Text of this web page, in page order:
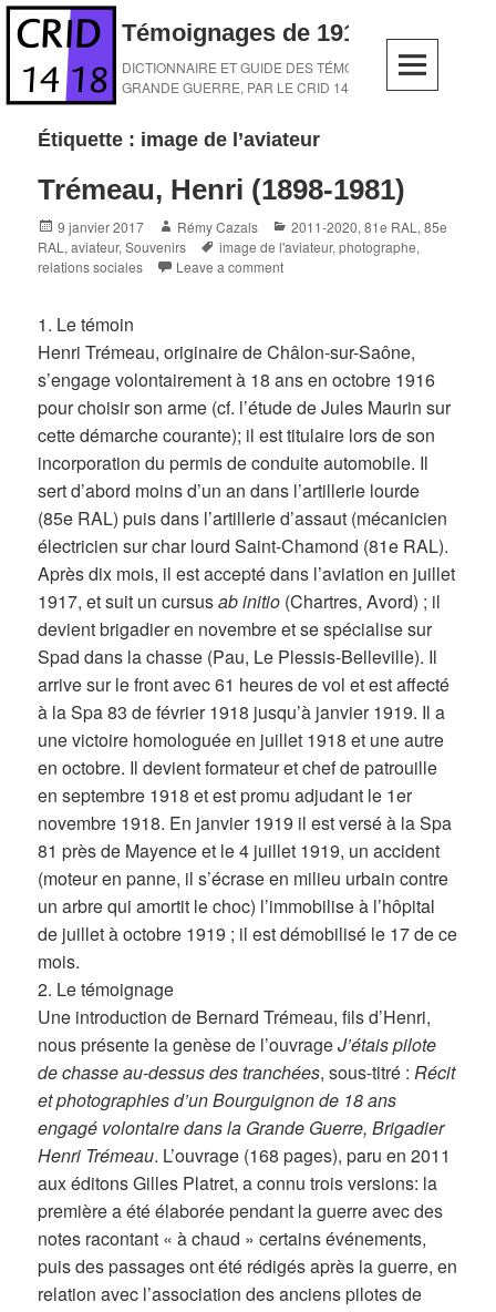
Skip
content
Témoignages de 1914-1918
DICTIONNAIRE ET GUIDE DES TÉMOINS DE LA
GRANDE GUERRE, PAR LE CRID 14-18
Étiquette : image de l’aviateur
Trémeau, Henri (1898-1981)
Posted
on
9 janvier 2017 Author
Rémy Cazals Categories
2011-2020,81e RAL ,85e
RAL ,aviateur,Souvenirs Tags
image de l'aviateur,photographe,
relations sociales
Leave a comment
1. Le témoin
Henri Trémeau, originaire de Châlon-sur-Saône,
s’engage volontairement à 18 ans en octobre 1916
pour choisir son arme (cf. l’étude de Jules Maurin sur
cette démarche courante); il est titulaire lors de son
incorporation du permis de conduite automobile. Il
sert d’abord moins d’un an dans l’artillerie lourde
(85e RAL) puis dans l’artillerie d’assaut (mécanicien
électricien sur char lourd Saint-Chamond (81e RAL).
Après dix mois, il est accepté dans l’aviation en juillet
1917, et suit un cursusab initio (Chartres, Avord) ; il
devient brigadier en novembre et se spécialise sur
Spad dans la chasse (Pau, Le Plessis-Belleville). Il
arrive sur le front avec 61 heures de vol et est affecté
à la Spa 83 de février 1918 jusqu’à janvier 1919. Il a
une victoire homologuée en juillet 1918 et une autre
en octobre. Il devient formateur et chef de patrouille
en septembre 1918 et est promu adjudant le 1er
novembre 1918. En janvier 1919 il est versé à la Spa
81 près de Mayence et le 4 juillet 1919, un accident
(moteur en panne, il s’écrase en milieu urbain contre
un arbre qui amortit le choc) l’immobilise à l’hôpital
de juillet à octobre 1919 ; il est démobilisé le 17 de ce
mois.
2. Le témoignage
Une introduction de Bernard Trémeau, fils d’Henri,
nous présente la genèse de l’ouvrageJ’étais pilote
de chasse au-dessus des tranchées, sous-titré :Récit
et photographies d’un Bourguignon de 18 ans
engagé volontaire dans la Grande Guerre, Brigadier
Henri Trémeau. L’ouvrage (168 pages), paru en 2011
aux éditons Gilles Platret, a connu trois versions: la
première a été élaborée pendant la guerre avec des
notes racontant « à chaud » certains événements,
puis des passages ont été rédigés après la guerre, en
relation avec l’association des anciens pilotes de